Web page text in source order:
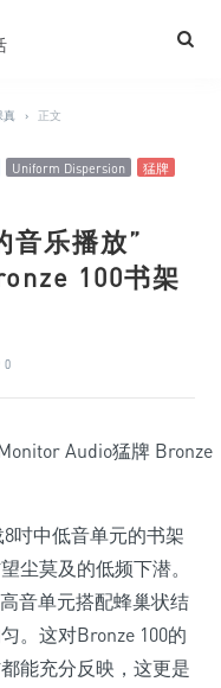
真 › 正文
Uniform Dispersion
猛牌
音乐播放”
100书架
0
吋中低音单元的书架
尘莫及的低频下潜。
音单元搭配蜂巢状结
。这对Bronze 100的
能充分反映，这更是